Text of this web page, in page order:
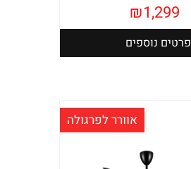
₪1,299
פרטים נוספים
אוורר לפרגולה